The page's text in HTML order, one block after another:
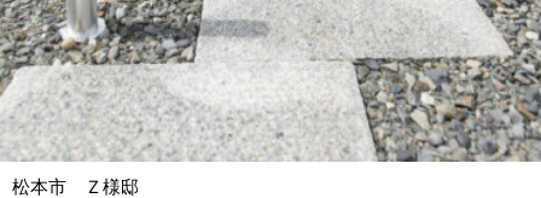
松本市 Ｚ様邸